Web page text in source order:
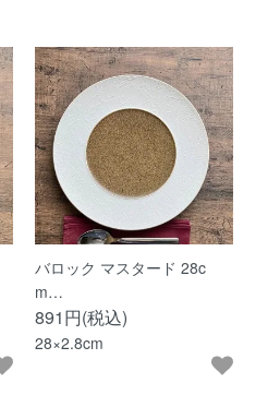
バロック マスタード 28c
m…
891円(税込)
28×2.8cm